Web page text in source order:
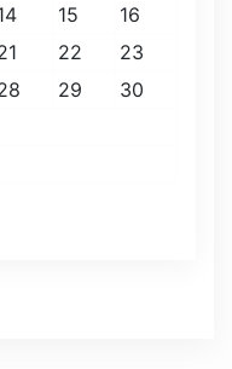
15
16
22
23
29
30